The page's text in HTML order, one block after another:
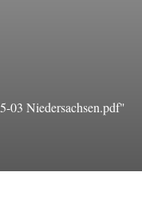
03 Niedersachsen.pdf"